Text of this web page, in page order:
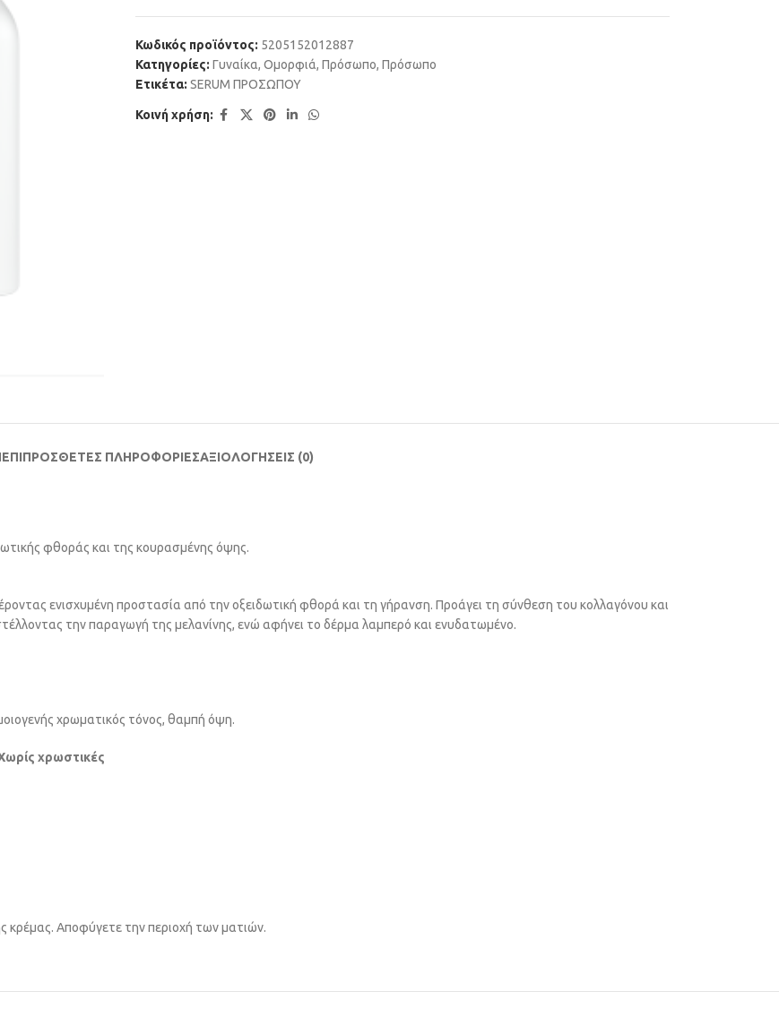
Κωδικός προϊόντος: 5205152012887
Κατηγορίες: Γυναίκα, Ομορφιά, Πρόσωπο, Πρόσωπο
Ετικέτα: SERUM ΠΡΟΣΩΠΟΥ
Κοινή χρήση:
ΕΠΙΠΡΟΣΘΕΤΕΣ ΠΛΗΡΟΦΟΡΙΕΣΑΞΙΟΛΟΓΗΣΕΙΣ (0)
φθοράς και της κουρασμένης όψης.
ενισχυμένη προστασία από την οξειδωτική φθορά και τη γήρανση. Προάγει τη σύνθεση του κολλαγόνου και
την παραγωγή της μελανίνης, ενώ αφήνει το δέρμα λαμπερό και ενυδατωμένο.
χρωματικός τόνος, θαμπή όψη.
χρωστικές
Aποφύγετε την περιοχή των ματιών.